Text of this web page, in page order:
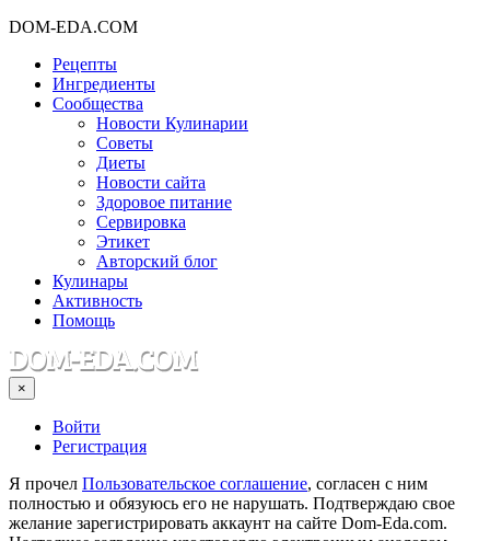
DOM-EDA.COM
Рецепты
Ингредиенты
Сообщества
Новости Кулинарии
Советы
Диеты
Новости сайта
Здоровое питание
Сервировка
Этикет
Авторский блог
Кулинары
Активность
Помощь
×
Войти
Регистрация
Я прочел Пользовательское соглашение, согласен с ним
полностью и обязуюсь его не нарушать. Подтверждаю свое
желание зарегистрировать аккаунт на сайте Dom-Eda.com.